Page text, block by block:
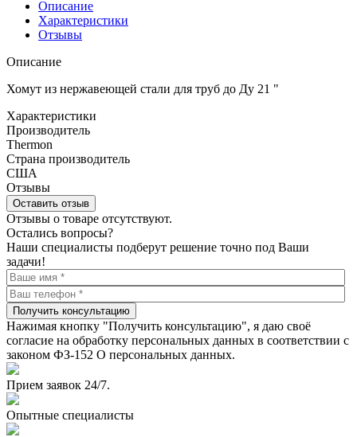
Описание
Характеристики
Отзывы
Описание
Хомут из нержавеющей стали для труб до Ду 21 "
Характеристики
Производитель
Thermon
Страна производитель
США
Отзывы
Оставить отзыв
Отзывы о товаре отсутствуют.
Остались вопросы?
Наши специалисты подберут решение точно под Ваши
задачи!
Получить консультацию
Нажимая кнопку "Получить консультацию", я даю своё
согласие на обработку персональных данных в соответствии с
законом ФЗ-152 О персональных данных.
Прием заявок 24/7.
Опытные специалисты